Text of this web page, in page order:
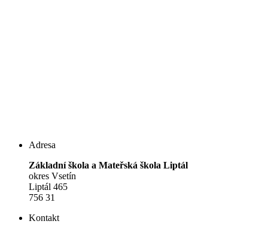
Adresa
Základní škola a Mateřská škola Liptál
okres Vsetín
Liptál 465
756 31
Kontakt